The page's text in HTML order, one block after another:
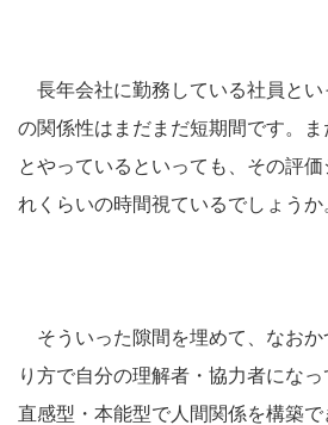
長年会社に勤務している社員とい
の関係性はまだまだ短期間です。
とやっているといっても、その評
れくらいの時間視ているでしょうか
そういった隙間を埋めて、なおか
り方で自分の理解者・協力者になっ
直感型・本能型で人間関係を構築